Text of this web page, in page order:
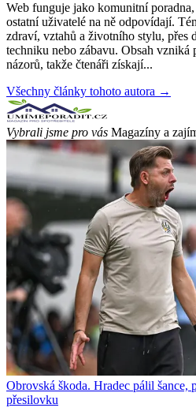
Web funguje jako komunitní
ostatní uživatelé na ně odpovídají.
zdraví, vztahů a životního stylu, přes
techniku nebo zábavu. Obsah vzniká
názorů, takže čtenáři získají...
Všechny články tohoto autora →
Vybrali jsme pro vás Magazíny a
Obrovská škoda. Hradec pálil šance,
přesilovku